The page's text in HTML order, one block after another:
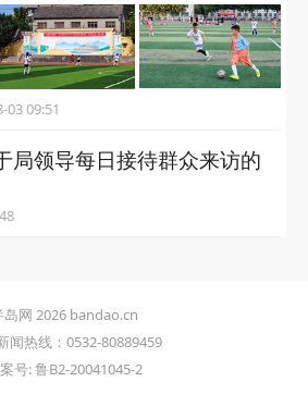
2026-08-03 09:51
局领导每日接待群众来访的
岛网 2026 bandao.cn
闻热线：0532-80889459
号: 鲁B2-20041045-2